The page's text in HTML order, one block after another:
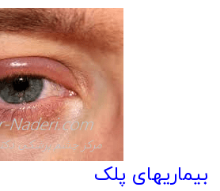
بیماریهای پلک